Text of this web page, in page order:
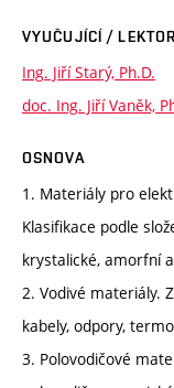
VYUČUJÍCÍ / LEKTOR
Ing. Jiří Starý, Ph.D.
doc. Ing. Jiří Vaněk,
OSNOVA
1. Materiály pro
Klasifikace podle
krystalické, amorfní
2. Vodivé materiály.
kabely, odpory,
3. Polovodičové